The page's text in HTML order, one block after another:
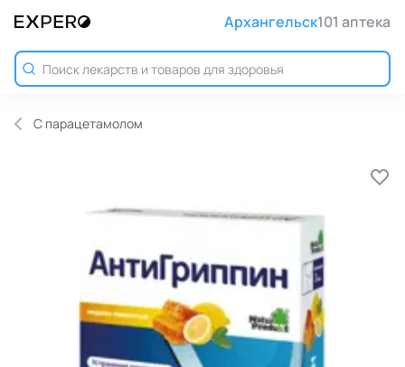
Архангельск101 аптека
С парацетамолом